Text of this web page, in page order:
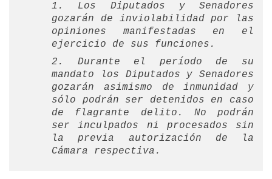
1. Los Diputados y Senadores
gozarán de inviolabilidad por las
opiniones manifestadas en el
ejercicio de sus funciones.
2. Durante el período de su
mandato los Diputados y Senadores
gozarán asimismo de inmunidad y
sólo podrán ser detenidos en caso
de flagrante delito. No podrán
ser inculpados ni procesados sin
la previa autorización de la
Cámara respectiva.